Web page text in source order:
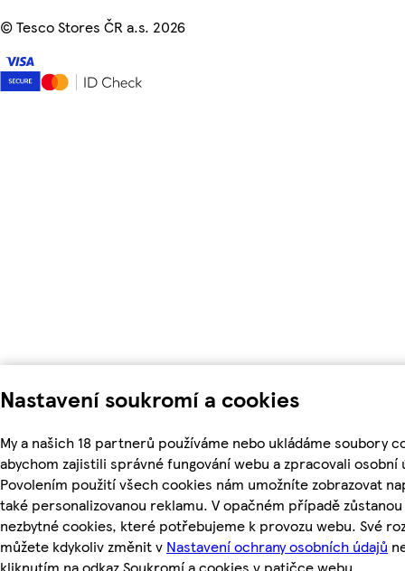
Nastavení soukromí a cookies
My a našich 18 partnerů používáme nebo ukládáme soubory
abychom zajistili správné fungování webu a zpracovali osobní
Povolením použití všech cookies nám umožníte zobrazovat
také personalizovanou reklamu. V opačném případě
nezbytné cookies, které potřebujeme k provozu webu. Své
můžete kdykoliv změnit v Nastavení ochrany osobních údajů
kliknutím na odkaz Soukromí a cookies v patičce webu.
©Tesco Stores ČR a.s. 2026